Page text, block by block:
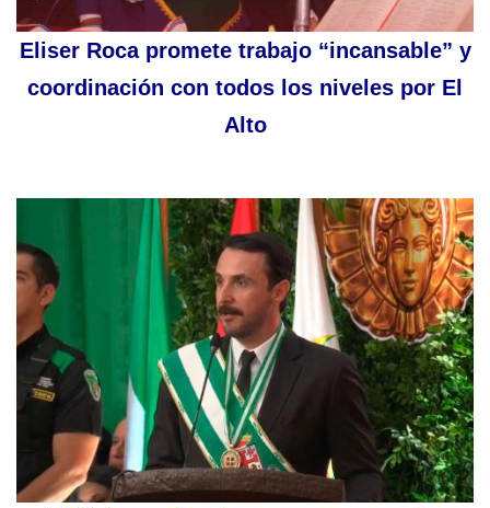
Eliser Roca promete trabajo “incansable” y
coordinación con todos los niveles por El
Alto